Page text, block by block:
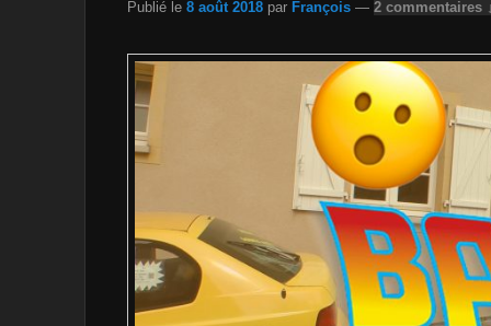
Publié le 8 août 2018 par François — 2 commentaires